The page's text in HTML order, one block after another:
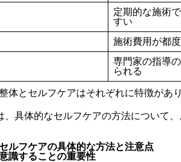
定期的な施術
すい
施術費用が都
専門家の指導
られる
体とセルフケアはそれぞれに特徴が
、具体的なセルフケアの方法について
ルフケアの具体的な方法と注意点
識することの重要性